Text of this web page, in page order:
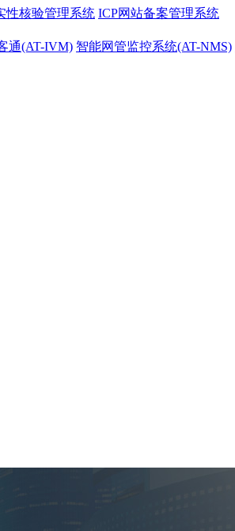
性核验管理系统 ICP网站备案管理系统
通(AT-IVM) 智能网管监控系统(AT-NMS)